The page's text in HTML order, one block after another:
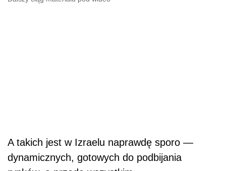
A takich jest w Izraelu naprawdę sporo —
dynamicznych, gotowych do podbijania